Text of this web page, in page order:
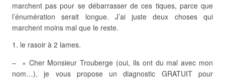
marchent pas pour se débarrasser de ces tiques, parce que
l’énumération serait longue. J’ai juste deux choses qui
marchent moins mal que le reste.
le rasoir à 2 lames.
– » Cher Monsieur Trouberge (oui, ils ont du mal avec mon
nom…), je vous propose un diagnostic GRATUIT pour